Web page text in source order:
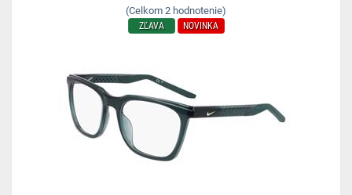
(Celkom 2 hodnotenie)
ZĽAVA NOVINKA